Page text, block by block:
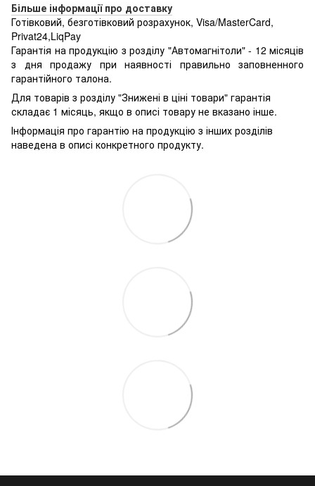
Більше інформації про доставку
Готівковий, безготівковий розрахунок, Visa/MasterCard,
Privat24,LiqPay
Гарантія на продукцію з розділу "Автомагнітоли" - 12 місяців
з дня продажу при наявності правильно заповненного
гарантійного талона.
Для товарів з розділу "Знижені в ціні товари" гарантія
складає 1 місяць, якщо в описі товару не вказано інше.
Інформація про гарантію на продукцію з інших розділів
наведена в описі конкретного продукту.